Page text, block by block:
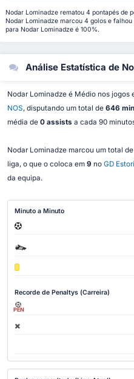
Nodar Lominadze rematou 4 pontapés de
Nodar Lominadze marcou 4 golos e
para Nodar Lominadze é 100%.
Análise Estatística de
Nodar Lominadze é Médio nos jogos
NOS, disputando um total de 646
média de 0 assists a cada 90
Nodar Lominadze marcou um total de
liga, o que o coloca em 9 no GD
da equipa.
Minuto a Minuto
Recorde de Penaltys (Carreira)
PEN